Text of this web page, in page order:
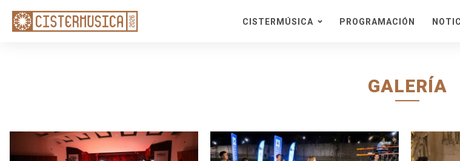
CISTERMÚSICA
Ciclo de Conciertos en el
Medio Natural
PROGRAMACIÓN
GALERÍA